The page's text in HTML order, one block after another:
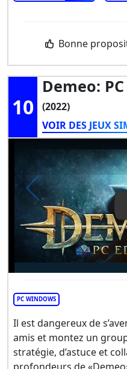
Bonne
10
Demeo:
(2022)
VOIR DES JEUX
PC WINDOWS
Il est dangereux de
amis et montez un
stratégie, d’astuce et